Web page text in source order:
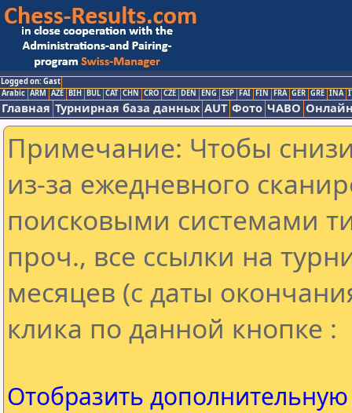
Logged on: Gast
Arabic ARM AZE BIH BUL CAT CHN CRO CZE DEN ENG ESP FAI FIN FRA GER GRE INA
Главная Турнирная база данных AUT Фото ЧАВО
Примечание: Чтобы
из-за ежедневного
поисковыми системами
проч., все ссылки на
месяцев (с даты
клика по данной кнопке :
Отобразить